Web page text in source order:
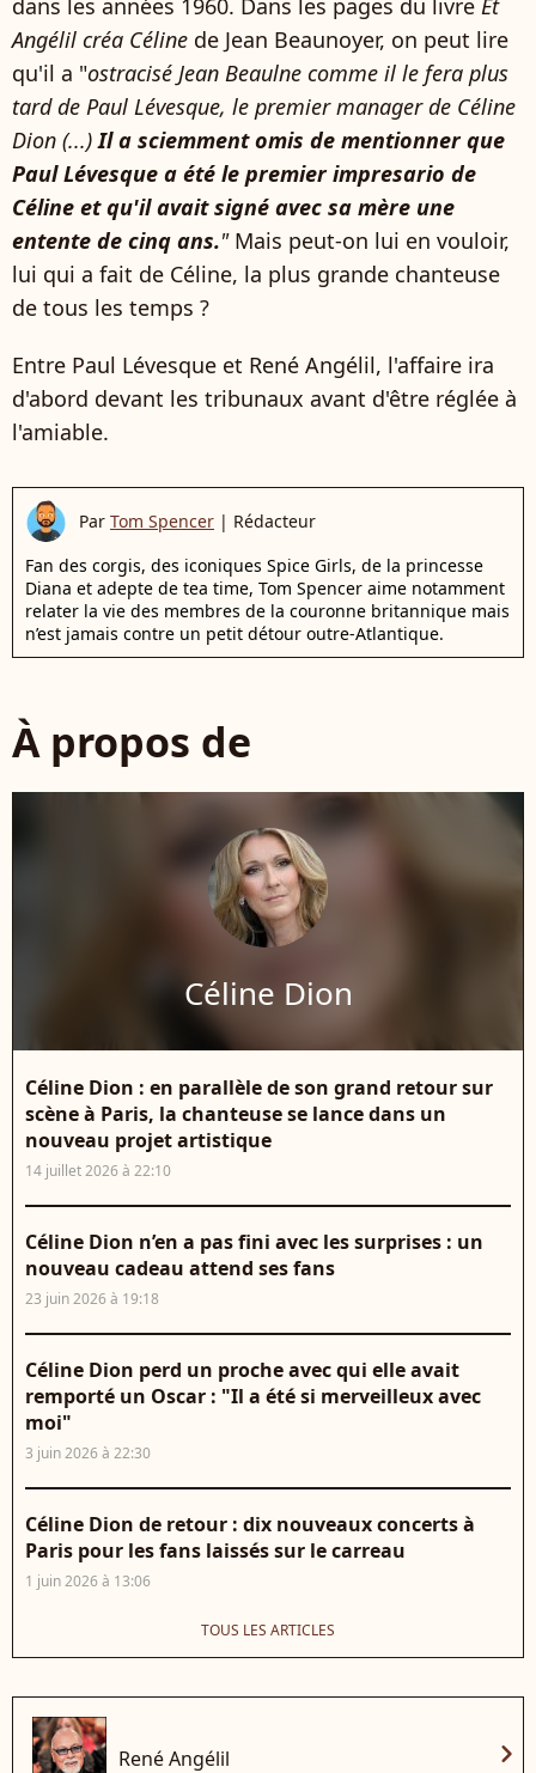
dans les années 1960. Dans les pages du livre Et
Angélil créa Céline de Jean Beaunoyer, on peut lire
qu'il a "ostracisé Jean Beaulne comme il le fera plus
tard de Paul Lévesque, le premier manager de Céline
Dion (...)Il a sciemment omis de mentionner que
Paul Lévesque a été le premier impresario de
Céline et qu'il avait signé avec sa mère une
entente de cinq ans." Mais peut-on lui en vouloir,
lui qui a fait de Céline, la plus grande chanteuse
de tous les temps ?
Entre Paul Lévesque et René Angélil, l'affaire ira
d'abord devant les tribunaux avant d'être réglée à
l'amiable.
Par Tom Spencer | Rédacteur
Fan des corgis, des iconiques Spice Girls, de la princesse
Diana et adepte de tea time, Tom Spencer aime notamment
relater la vie des membres de la couronne britannique mais
n’est jamais contre un petit détour outre-Atlantique.
À propos de
Céline Dion
Céline Dion : en parallèle de son grand retour sur
scène à Paris, la chanteuse se lance dans un
nouveau projet artistique
14 juillet 2026 à 22:10
Céline Dion n’en a pas fini avec les surprises : un
nouveau cadeau attend ses fans
23 juin 2026 à 19:18
Céline Dion perd un proche avec qui elle avait
remporté un Oscar : "Il a été si merveilleux avec
moi"
3 juin 2026 à 22:30
Céline Dion de retour : dix nouveaux concerts à
Paris pour les fans laissés sur le carreau
1 juin 2026 à 13:06
TOUS LES ARTICLES
René Angélil chevron_right